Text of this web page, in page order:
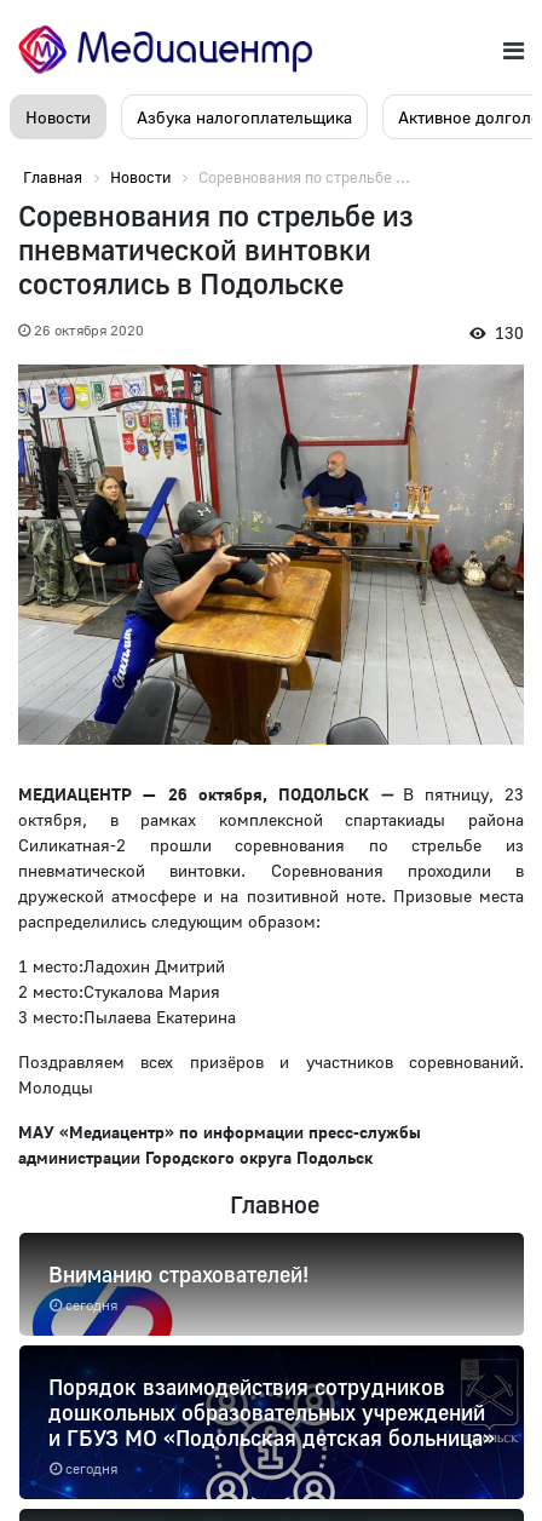
Новости Азбука налогоплательщика Активное
Главная Новости Соревнования по стрельбе ...
Соревнования по стрельбе из
пневматической винтовки
состоялись в Подольске
26 октября 2020 130
МЕДИАЦЕНТР — 26 октября, ПОДОЛЬСК — В пятницу, 23
октября, в рамках комплексной спартакиады района
Силикатная-2 прошли соревнования по стрельбе из
пневматической винтовки. Соревнования проходили в
дружеской атмосфере и на позитивной ноте. Призовые места
распределились следующим образом:
1 место:Ладохин Дмитрий
2 место:Стукалова Мария
3 место:Пылаева Екатерина
Поздравляем всех призёров и участников соревнований.
Молодцы
МАУ «Медиацентр» по информации пресс-службы
администрации Городского округа Подольск
Главное
сегодня
Вниманию страхователей!
сегодня
Порядок взаимодействия сотрудников
дошкольных образовательных учреждений
и ГБУЗ МО «Подольская детская больница»